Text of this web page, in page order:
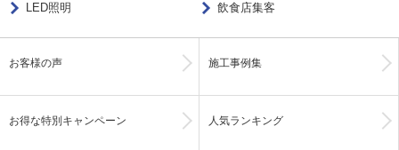
LED照明
飲食店集客
お客様の声 施工事例集
お得な特別キャンペーン 人気ランキング